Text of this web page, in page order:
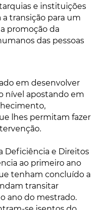
e instituições
a transição para um
promoção da
das pessoas
em desenvolver
nível apostando em
lhes permitam fazer
Deficiência e Direitos
ao primeiro ano
tenham concluído a
transitar
ano do mestrado.